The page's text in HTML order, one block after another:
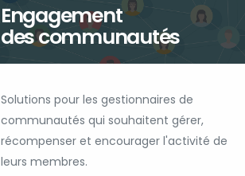
Engagement
des communautés
Solutions pour les gestionnaires de
communautés qui souhaitent gérer,
récompenser et encourager l'activité de
leurs membres.